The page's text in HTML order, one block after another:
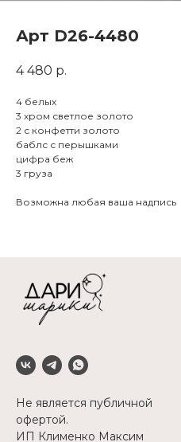
Арт D26-4480
4 480 р.
4 белых
3 хром светлое золото
2 с конфетти золото
баблс с перышками
цифра беж
3 груза
Возможна любая ваша надпись
Не является публичной
офертой.
ИП Клименко Максим